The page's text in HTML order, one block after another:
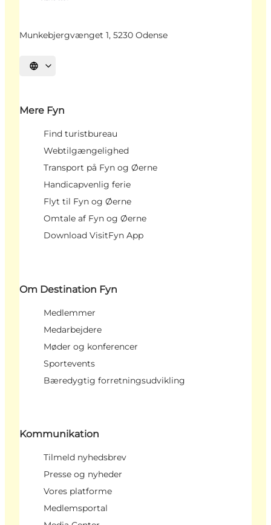
Munkebjergvænget 1, 5230 Odense
Vælg sprog
Mere Fyn
Find turistbureau
Webtilgængelighed
Transport på Fyn og Øerne
Handicapvenlig ferie
Flyt til Fyn og Øerne
Omtale af Fyn og Øerne
Download VisitFyn App
Om Destination Fyn
Medlemmer
Medarbejdere
Møder og konferencer
Sportevents
Bæredygtig forretningsudvikling
Kommunikation
Tilmeld nyhedsbrev
Presse og nyheder
Vores platforme
Medlemsportal